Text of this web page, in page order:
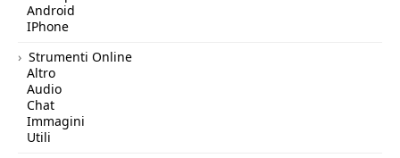
Android
IPhone
Strumenti Online
Altro
Audio
Chat
Immagini
Utili